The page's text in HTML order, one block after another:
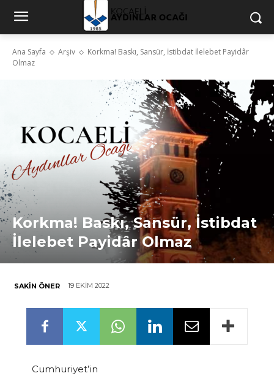
Ana Sayfa Arşiv
Korkma! Baskı, Sansür, İstibdat İlelebet Payidâr
Olmaz
Korkma! Baskı, Sansür, İstibdat
İlelebet Payidâr Olmaz
SAKIN ÖNER 19 EKIM 2022
Cumhuriyet’in